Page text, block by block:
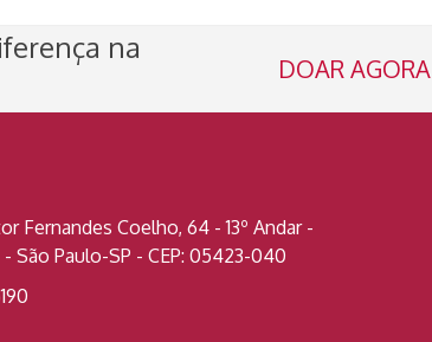
na
DOAR AGORA
Fernandes Coelho, 64 - 13º Andar -
São Paulo-SP - CEP: 05423-040